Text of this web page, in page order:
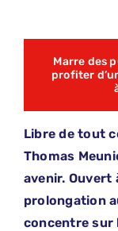
Marre des
profiter
Libre de tout
Thomas
avenir. Ouvert
prolongation
concentre sur